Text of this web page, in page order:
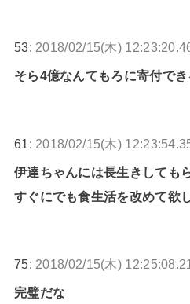
53: 2018/02/15(木)
そら4億なんてもろに寄付で
61: 2018/02/15(木)
伊達ちゃんには長生きしても
すぐにでも食生活を改めて欲
75: 2018/02/15(木)
完璧だな